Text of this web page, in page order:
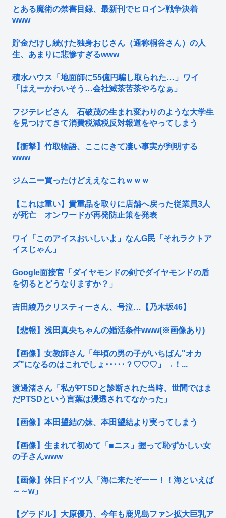
とある魔術の禁書目録、最新刊でヒロイン戦争決着
www
貯金だけし続けた独身おじさん（通称桐谷さん）の人
生、あまりに悲惨すぎるwww
積水ハウス「地面師に55億円騙し取られた…」ワイ
「はえーかわいそう…会社滅茶苦茶やろなぁ」
フジテレビさん 石破茂の生まれ変わりのような大学生
を見つけてきて消費税減税反対報道をやってしまう
【衝撃】竹取物語、ここにきて凄い事実が判明する
www
ジムニー買ったけどええなこれｗｗｗ
【これは重い】貴重品を取りに店舗へ戻った従業員3人
が死亡 オンワードが再発防止策を発表
ワイ「このアイスおいしいよ」なんG民「それラクトア
イスじゃん」
Google面接官「ダイヤモンドの剣でダイヤモンドの盾
を切るとどうなりますか？」
吉田綾乃クリスティーさん、号泣…【乃木坂46】
【悲報】浅田真央ちゃんの婚活条件www(※画像あり)
【画像】女教師さん「年頃の男の子がいちばん"オカ
ズ"になるのはこれでしょ･････？♡♡♡」→！...
渡邊渚さん「私がPTSDと診断された当時、世間ではま
だPTSDという言葉は浸透されてなかった」
【画像】本田望結の妹、本田望結より実ってしまう
【画像】生まれて初めて「■ニス」握って恥ずかしい女
の子さんwww
【画像】休日ドイツ人「海に来たぞーー！！海といえば
～～w」
【グラドル】大原優乃、今年も鹿児島ファン拡大巨乳ア